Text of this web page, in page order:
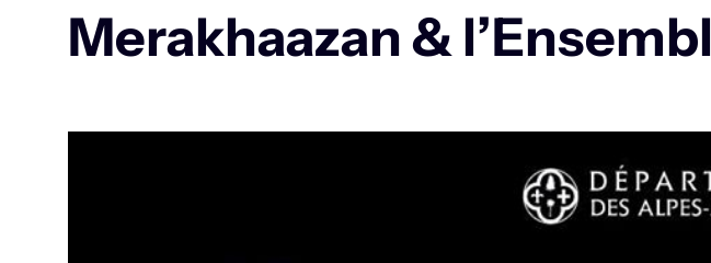
Merakhaazan &